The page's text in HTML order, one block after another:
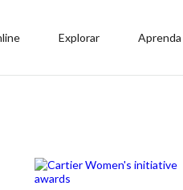
Explorar Aprenda